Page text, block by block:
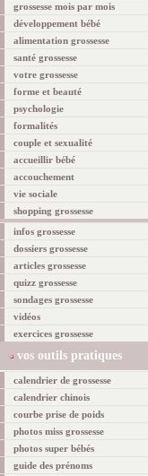
grossesse mois par mois
développement bébé
alimentation grossesse
santé grossesse
votre grossesse
forme et beauté
psychologie
formalités
couple et sexualité
accueillir bébé
accouchement
vie sociale
shopping grossesse
infos grossesse
dossiers grossesse
articles grossesse
quizz grossesse
sondages grossesse
vidéos
exercices grossesse
vos outils pratiques
calendrier de grossesse
calendrier chinois
courbe prise de poids
photos miss grossesse
photos super bébés
guide des prénoms